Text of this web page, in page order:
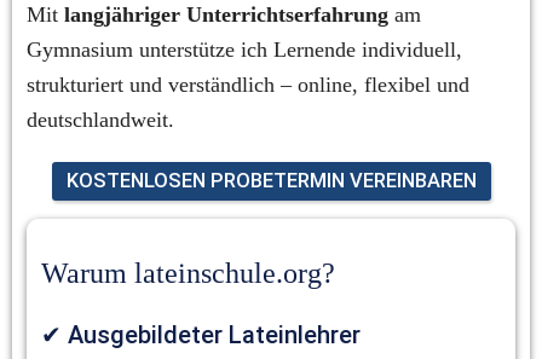
Mit langjähriger Unterrichtserfahrung am
Gymnasium unterstütze ich Lernende individuell,
strukturiert und verständlich – online, flexibel und
deutschlandweit.
KOSTENLOSEN PROBETERMIN VEREINBAREN
Warum lateinschule.org?
✔ Ausgebildeter Lateinlehrer